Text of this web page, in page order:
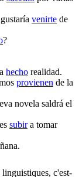
venirte de
?
hecho realidad.
provienen de la
novela saldrá el
subira tomar
c'est-